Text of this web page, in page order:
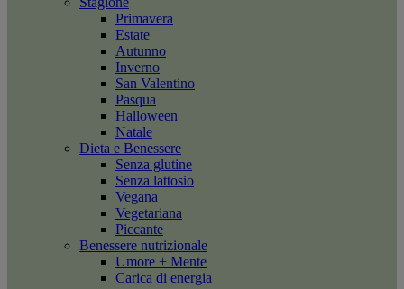
Primavera
Estate
Autunno
Inverno
San Valentino
Pasqua
Halloween
Natale
Dieta e Benessere
Senza glutine
Senza lattosio
Vegana
Vegetariana
Piccante
Benessere nutrizionale
Umore + Mente
Carica di energia